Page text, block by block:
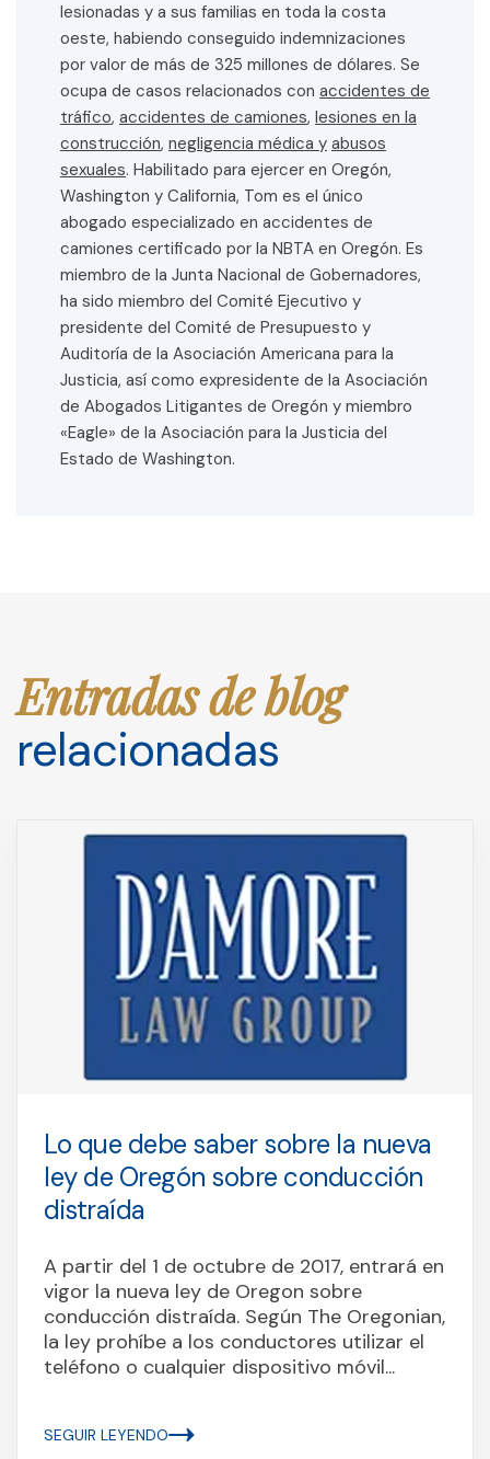
lesionadas y a sus familias en toda la costa
oeste, habiendo conseguido indemnizaciones
por valor de más de 325 millones de dólares. Se
ocupa de casos relacionados con accidentes de
tráfico, accidentes de camiones, lesiones en la
construcción, negligencia médica y abusos
sexuales. Habilitado para ejercer en Oregón,
Washington y California, Tom es el único
abogado especializado en accidentes de
camiones certificado por la NBTA en Oregón. Es
miembro de la Junta Nacional de Gobernadores,
ha sido miembro del Comité Ejecutivo y
presidente del Comité de Presupuesto y
Auditoría de la Asociación Americana para la
Justicia, así como expresidente de la Asociación
de Abogados Litigantes de Oregón y miembro
«Eagle» de la Asociación para la Justicia del
Estado de Washington.
Entradas de blog
relacionadas
Lo que debe saber sobre la nueva
ley de Oregón sobre conducción
distraída
A partir del 1 de octubre de 2017, entrará en
vigor la nueva ley de Oregon sobre
conducción distraída. Según The Oregonian,
la ley prohíbe a los conductores utilizar el
teléfono o cualquier dispositivo móvil...
SEGUIR LEYENDO